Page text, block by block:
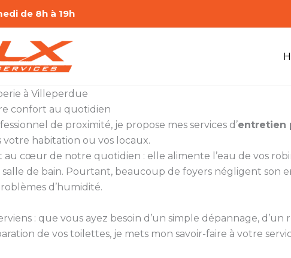
de 8h à 19h
à Villeperdue
confort au quotidien
de proximité, je propose mes services d’entretien
habitation ou vos locaux.
au cœur de notre quotidien : elle alimente l’eau de vos
de bain. Pourtant, beaucoup de foyers négligent son
d’humidité.
: que vous ayez besoin d’un simple dépannage,
de vos toilettes, je mets mon savoir-faire à votre